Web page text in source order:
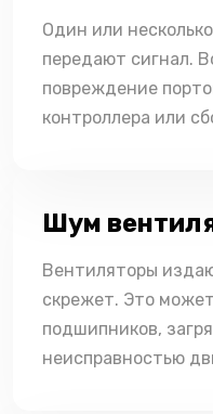
Один или
передают сигнал.
повреждение
контроллера или
Шум
Вентиляторы
скрежет. Это
подшипников,
неисправностью